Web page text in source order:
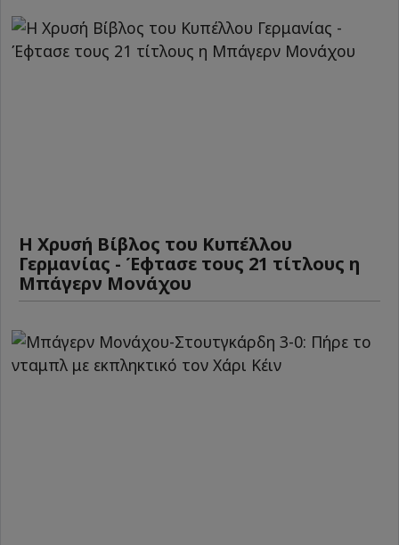
Η Χρυσή Βίβλος του Κυπέλλου
Γερμανίας - Έφτασε τους 21 τίτλους η
Μπάγερν Μονάχου